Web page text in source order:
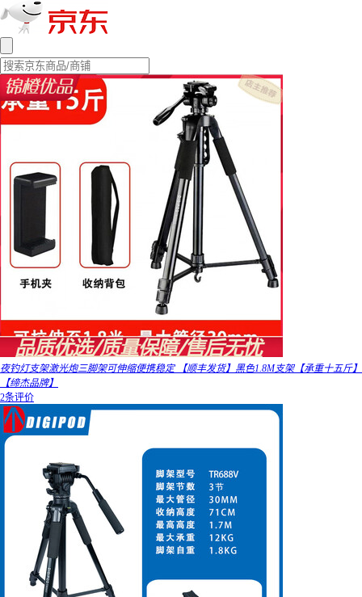
夜钓灯支架激光炮三脚架可伸缩便携稳定 【顺丰发货】黑色1.8M支架【承重十五斤】
【缔杰品牌】
2条评价